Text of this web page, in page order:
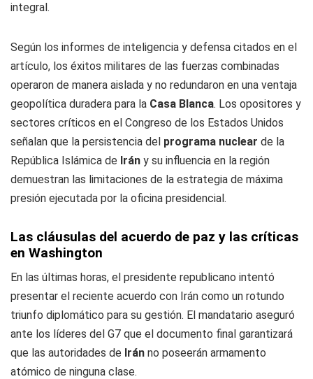
integral.
Según los informes de inteligencia y defensa citados en el
artículo, los éxitos militares de las fuerzas combinadas
operaron de manera aislada y no redundaron en una ventaja
geopolítica duradera para la Casa Blanca. Los opositores y
sectores críticos en el Congreso de los Estados Unidos
señalan que la persistencia del programa nuclear de la
República Islámica de Irán y su influencia en la región
demuestran las limitaciones de la estrategia de máxima
presión ejecutada por la oficina presidencial.
Las cláusulas del acuerdo de paz y las críticas
en Washington
En las últimas horas, el presidente republicano intentó
presentar el reciente acuerdo con Irán como un rotundo
triunfo diplomático para su gestión. El mandatario aseguró
ante los líderes del G7 que el documento final garantizará
que las autoridades de Irán no poseerán armamento
atómico de ninguna clase.